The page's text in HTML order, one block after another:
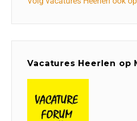
Vacatures Heerlen op